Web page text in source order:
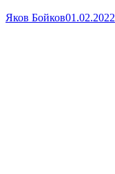
Яков Бойков01.02.2022